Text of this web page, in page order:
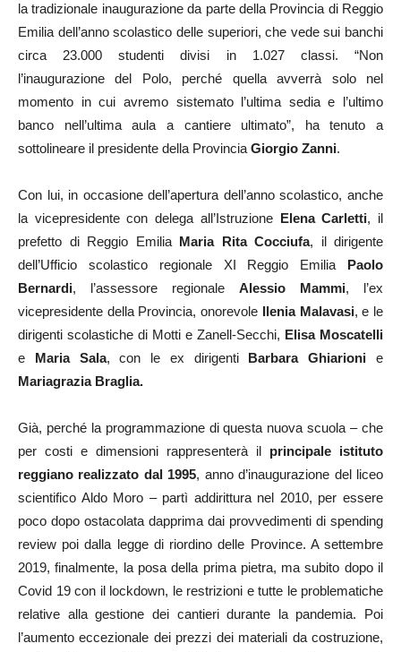
la tradizionale inaugurazione da parte della Provincia di Reggio
Emilia dell’anno scolastico delle superiori, che vede sui banchi
circa 23.000 studenti divisi in 1.027 classi. “Non
l’inaugurazione del Polo, perché quella avverrà solo nel
momento in cui avremo sistemato l’ultima sedia e l’ultimo
banco nell’ultima aula a cantiere ultimato”, ha tenuto a
sottolineare il presidente della Provincia Giorgio Zanni.
Con lui, in occasione dell’apertura dell’anno scolastico, anche
la vicepresidente con delega all’Istruzione Elena Carletti, il
prefetto di Reggio Emilia Maria Rita Cocciufa, il dirigente
dell’Ufficio scolastico regionale XI Reggio Emilia Paolo
Bernardi, l’assessore regionale Alessio Mammi, l’ex
vicepresidente della Provincia, onorevole Ilenia Malavasi, e le
dirigenti scolastiche di Motti e Zanell-Secchi, Elisa Moscatelli
e Maria Sala, con le ex dirigentiBarbara Ghiarionie
Mariagrazia Braglia.
Già, perché la programmazione di questa nuova scuola –che
per costi e dimensioni rappresenterà il principale istituto
reggiano realizzato dal 1995, anno d’inaugurazione del liceo
scientifico Aldo Moro – partì addirittura nel 2010, per essere
poco dopo ostacolata dapprima dai provvedimenti di spending
review poi dalla legge di riordino delle Province. A settembre
2019, finalmente, la posa della prima pietra, ma subito dopo il
Covid 19 con il lockdown, le restrizioni e tutte le problematiche
relative alla gestione dei cantieri durante la pandemia. Poi
l’aumento eccezionale dei prezzi dei materiali da costruzione,